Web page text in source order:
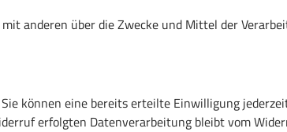
anderen über die Zwecke und Mittel der
können eine bereits erteilte Einwilligung
erfolgten Datenverarbeitung bleibt vom